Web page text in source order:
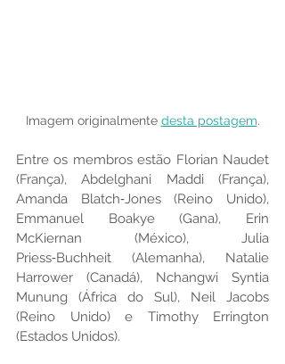
Imagem originalmente desta postagem.
Entre os membros estão Florian Naudet
(França), Abdelghani Maddi (França),
Amanda Blatch‑Jones (Reino Unido),
Emmanuel Boakye (Gana), Erin
McKiernan (México), Julia
Priess‑Buchheit (Alemanha), Natalie
Harrower (Canadá), Nchangwi Syntia
Munung (África do Sul), Neil Jacobs
(Reino Unido) e Timothy Errington
(Estados Unidos).